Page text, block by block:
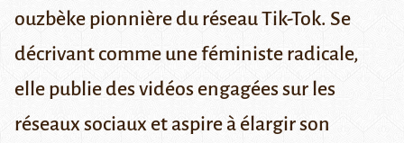
ouzbèke pionnière du réseau Tik-Tok. Se
décrivant comme une féministe radicale,
elle publie des vidéos engagées sur les
réseaux sociaux et aspire à élargir son